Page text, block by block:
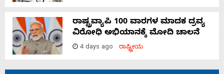
ರಾಷ್ಟ್ರವ್ಯಾಪಿ 100 ವಾರಗಳ ಮಾದಕ ದ್ರವ್ಯ
ವಿರೋಧಿ ಅಭಿಯಾನಕ್ಕೆ ಮೋದಿ ಚಾಲನೆ
4 days ago ರಾಷ್ಟ್ರೀಯ